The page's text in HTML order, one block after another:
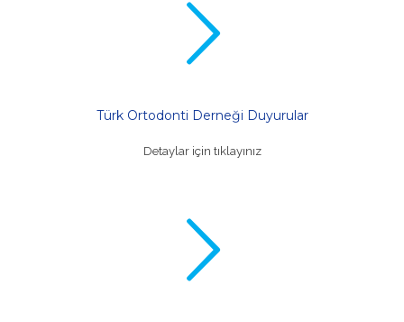
Türk Ortodonti Derneği Duyurular
Detaylar için tıklayınız